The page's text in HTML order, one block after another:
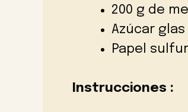
200 g de
Azúcar
Papel
Instrucciones :